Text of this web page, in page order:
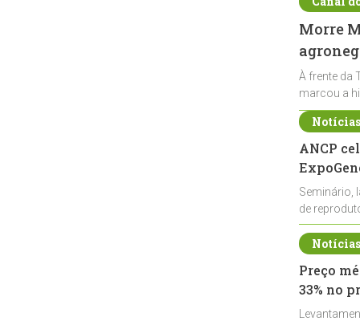
Morre
À frente da
marcou a
ANCP
Seminário,
de
durante a
Preço
33% no